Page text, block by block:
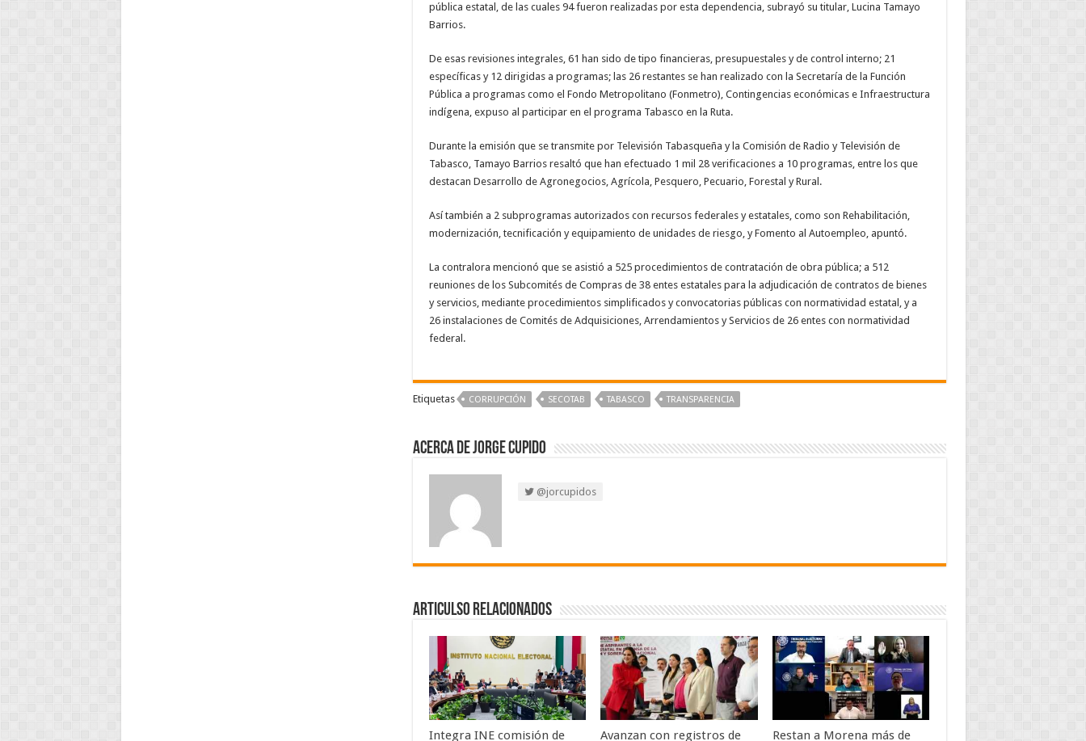
pública estatal, de las cuales 94 fueron realizadas por esta dependencia, subrayó su titular, Lucina Tamayo
Barrios.
De esas revisiones integrales, 61 han sido de tipo financieras, presupuestales y de control interno; 21
específicas y 12 dirigidas a programas; las 26 restantes se han realizado con la Secretaría de la Función
Pública a programas como el Fondo Metropolitano (Fonmetro), Contingencias económicas e Infraestructura
indígena, expuso al participar en el programa Tabasco en la Ruta.
Durante la emisión que se transmite por Televisión Tabasqueña y la Comisión de Radio y Televisión de
Tabasco, Tamayo Barrios resaltó que han efectuado 1 mil 28 verificaciones a 10 programas, entre los que
destacan Desarrollo de Agronegocios, Agrícola, Pesquero, Pecuario, Forestal y Rural.
Así también a 2 subprogramas autorizados con recursos federales y estatales, como son Rehabilitación,
modernización, tecnificación y equipamiento de unidades de riesgo, y Fomento al Autoempleo, apuntó.
La contralora mencionó que se asistió a 525 procedimientos de contratación de obra pública; a 512
reuniones de los Subcomités de Compras de 38 entes estatales para la adjudicación de contratos de bienes
y servicios, mediante procedimientos simplificados y convocatorias públicas con normatividad estatal, y a
26 instalaciones de Comités de Adquisiciones, Arrendamientos y Servicios de 26 entes con normatividad
federal.
Etiquetas CORRUPCIÓN SECOTAB TABASCO TRANSPARENCIA
Acerca de Jorge Cupido
@jorcupidos
Articulso Relacionados
Integra INE comisión de Avanzan con registros de Restan a Morena más de